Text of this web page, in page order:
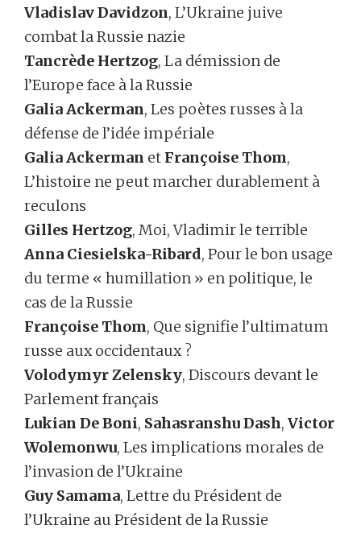
Vladislav Davidzon, L’Ukraine juive
combat la Russie nazie
Tancrède Hertzog, La démission de
l’Europe face à la Russie
Galia Ackerman, Les poètes russes à la
défense de l’idée impériale
Galia Ackerman et Françoise Thom,
L’histoire ne peut marcher durablement à
reculons
Gilles Hertzog, Moi, Vladimir le terrible
Anna Ciesielska-Ribard, Pour le bon usage
du terme « humillation » en politique, le
cas de la Russie
Françoise Thom, Que signifie l’ultimatum
russe aux occidentaux ?
Volodymyr Zelensky, Discours devant le
Parlement français
Lukian De Boni, Sahasranshu Dash, Victor
Wolemonwu, Les implications morales de
l’invasion de l’Ukraine
Guy Samama, Lettre du Président de
l’Ukraine au Président de la Russie